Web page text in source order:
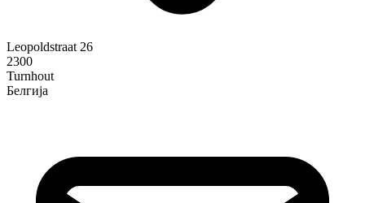
Leopoldstraat 26
2300
Turnhout
Белгија